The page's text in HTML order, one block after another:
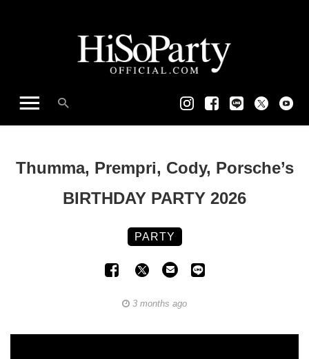
Thumma, Prempri, Cody, Porsche’s
BIRTHDAY PARTY 2026
PARTY
3 months ago